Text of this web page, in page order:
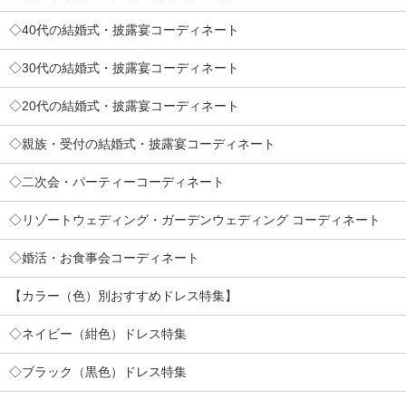
◇40代の結婚式・披露宴コーディネート
◇30代の結婚式・披露宴コーディネート
◇20代の結婚式・披露宴コーディネート
◇親族・受付の結婚式・披露宴コーディネート
◇二次会・パーティーコーディネート
◇リゾートウェディング・ガーデンウェディング コーディネート
◇婚活・お食事会コーディネート
【カラー（色）別おすすめドレス特集】
◇ネイビー（紺色）ドレス特集
◇ブラック（黒色）ドレス特集